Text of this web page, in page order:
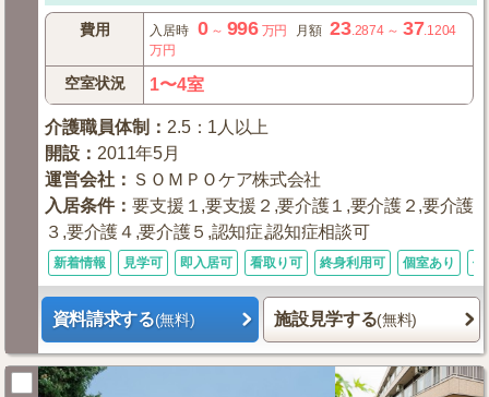
費用 入居時 0～ 996 万円 月額 23.2874～ 37.1204
万円
空室状況 1〜4室
介護職員体制 ： 2.5：1人以上
開設 ： 2011年5月
運営会社 ： ＳＯＭＰＯケア株式会社
入居条件：要支援１,要支援２,要介護１,要介護２,要介護
３,要介護４,要介護５,認知症,認知症相談可
新着情報 見学可 即入居可 看取り可 終身利用可 個室あり 体
資料請求する(無料) 施設見学する(無料)